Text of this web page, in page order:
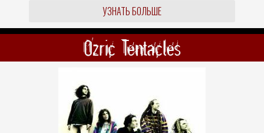
УЗНАТЬ БОЛЬШЕ
Ozric Tentacles